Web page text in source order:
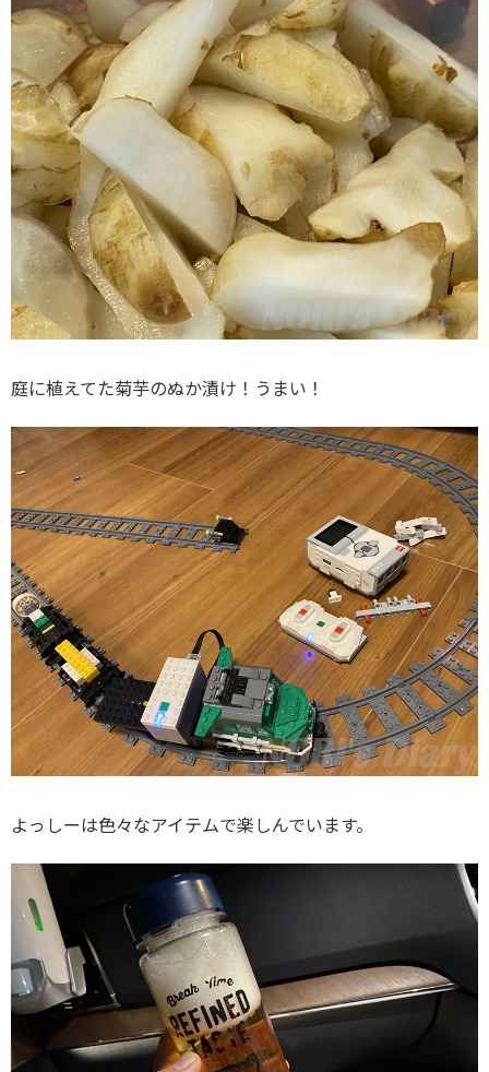
庭に植えてた菊芋のぬか漬け！うまい！
よっしーは色々なアイテムで楽しんでいます。